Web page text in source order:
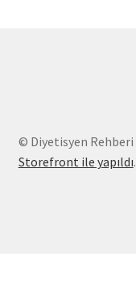
© Diyetisyen Rehberi
Storefront ile yapıldı.